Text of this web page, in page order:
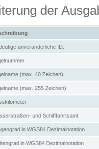
der
unveränderliche ID.
(max. 40 Zeichen)
(max. 255 Zeichen)
und Schifffahrtsamt
in WGS84 Dezimalnotation
in WGS84 Dezimalnotation